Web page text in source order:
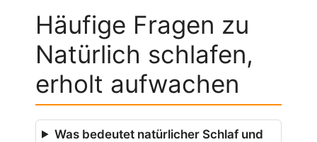
Häufige Fragen zu
Natürlich schlafen,
erholt aufwachen
Was bedeutet natürlicher Schlaf und